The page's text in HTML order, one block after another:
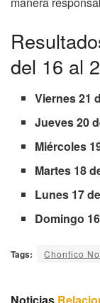
del 16 al
Viernes 21
Jueves 20
Miércoles
Martes 18
Lunes 17
Domingo
Tags: Chontico
Noticias